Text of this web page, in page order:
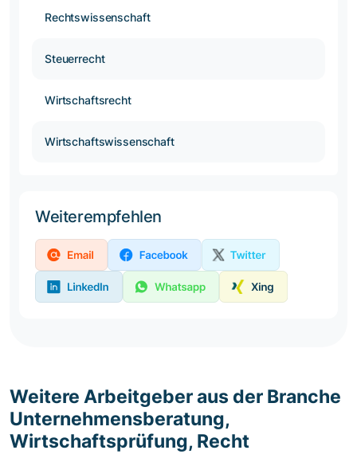
Rechtswissenschaft
Steuerrecht
Wirtschaftsrecht
Wirtschaftswissenschaft
Weiterempfehlen
Weitere Arbeitgeber aus der Branche
Unternehmensberatung,
Wirtschaftsprüfung, Recht